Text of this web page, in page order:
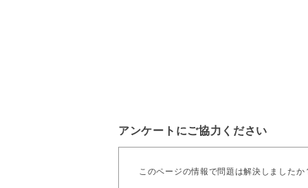
アンケートにご協力ください
このページの情報で問題は解決しましたか